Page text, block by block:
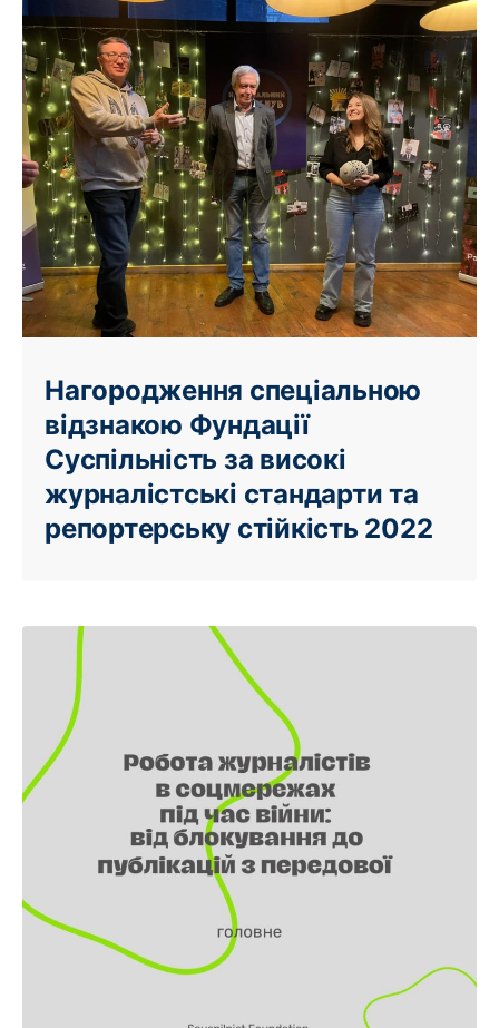
Нагородження спеціальною
відзнакою Фундації
Суспільність за високі
журналістські стандарти та
репортерську стійкість 2022